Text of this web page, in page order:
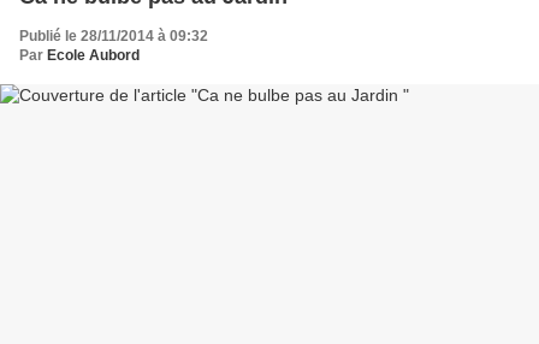
Publié le 28/11/2014 à 09:32
Par Ecole Aubord